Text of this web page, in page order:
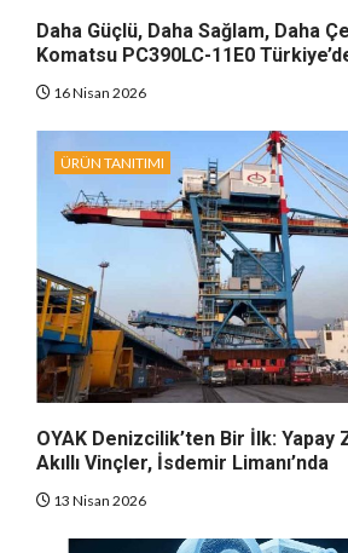
Daha Güçlü, Daha Sağlam, Daha
Komatsu PC390LC-11E0
16 Nisan 2026
ÜRÜN TANITIMI
OYAK Denizcilik’ten Bir İlk:
Akıllı Vinçler, İsdemir Limanı’nda
13 Nisan 2026